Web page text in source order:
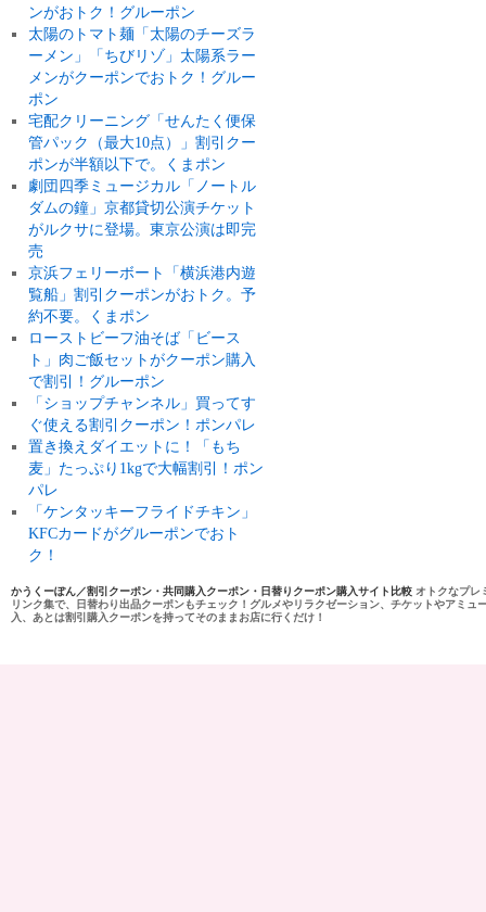
ンがおトク！グルーポン
太陽のトマト麺「太陽のチーズラ
ーメン」「ちびリゾ」太陽系ラー
メンがクーポンでおトク！グルー
ポン
宅配クリーニング「せんたく便保
管パック（最大10点）」割引クー
ポンが半額以下で。くまポン
劇団四季ミュージカル「ノートル
ダムの鐘」京都貸切公演チケット
がルクサに登場。東京公演は即完
売
京浜フェリーボート「横浜港内遊
覧船」割引クーポンがおトク。予
約不要。くまポン
ローストビーフ油そば「ビース
ト」肉ご飯セットがクーポン購入
で割引！グルーポン
「ショップチャンネル」買ってす
ぐ使える割引クーポン！ポンパレ
置き換えダイエットに！「もち
麦」たっぷり1kgで大幅割引！ポン
パレ
「ケンタッキーフライドチキン」
KFCカードがグルーポンでおト
ク！
かうくーぽん／割引クーポン・共同購入クーポン・日替りクーポン購入サイト比較 オトクなプレ
リンク集で、日替わり出品クーポンもチェック！グルメやリラクゼーション、チケットやアミ
入、あとは割引購入クーポンを持ってそのままお店に行くだけ！